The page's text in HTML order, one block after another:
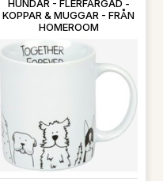
HUNDAR - FLERFÄRGAD -
KOPPAR & MUGGAR - FRÅN
HOMEROOM